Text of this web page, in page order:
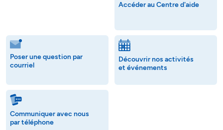
Accéder au Centre d'aide
Poser une question par
courriel
Découvrir nos activités
et événements
Communiquer avec nous
par téléphone